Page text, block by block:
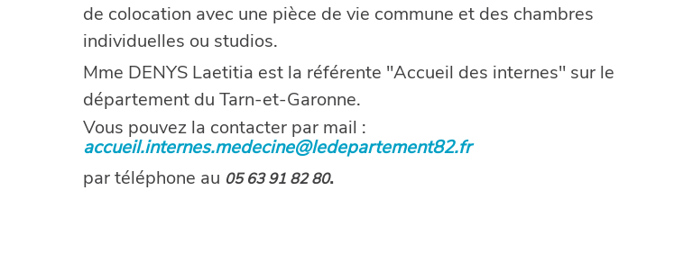
de colocation avec une pièce de vie commune et des chambres
individuelles ou studios.
Mme DENYS Laetitia est la référente "Accueil des internes" sur le
département du Tarn-et-Garonne.
Vous pouvez la contacter par mail :
accueil.internes.medecine@ledepartement82.fr
par téléphone au 05 63 91 82 80.